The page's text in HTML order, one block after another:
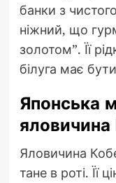
банки з
ніжний, що
золотом”. Її
білуга має
Японська
Яловичина
тане в роті. Її